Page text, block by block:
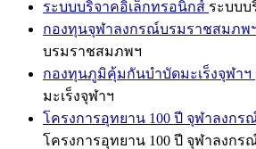
ระบบบริจาคอิเล็กทรอนิกส์ ระบบบ
กองทุนจุฬาลงกรณ์บรมราชสมภพ
บรมราชสมภพฯ
กองทุนภูมิคุ้มกันบำบัดมะเร็งจุฬาฯ
มะเร็งจุฬาฯ
โครงการอุทยาน 100 ปี จุฬาลงกร
โครงการอุทยาน 100 ปี จุฬาลงกร